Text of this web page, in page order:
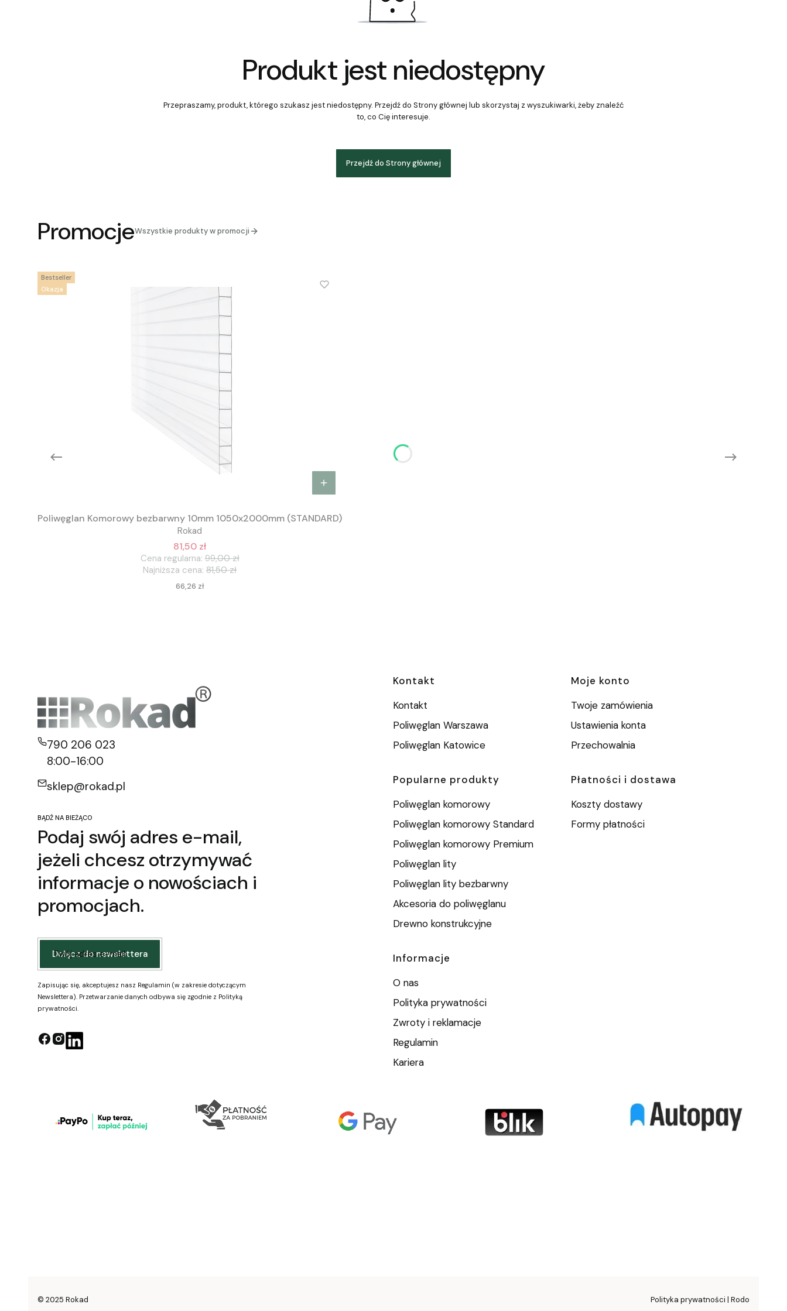
Produkt jest niedostępny
Przepraszamy, produkt, którego szukasz jest niedostępny. Przejdź do Strony głównej lub skorzystaj z wyszukiwarki, żeby znaleźć
to, co Cię interesuje.
Przejdź do Strony głównej
PromocjeWszystkie produkty w promocji
Okazja
Bestseller
Poliwęglan Komorowy bezbarwny 10mm 1050x2000mm (STANDARD)
Rokad
81,50 zł
Cena regularna: 99,00 zł
Najniższa cena: 81,50 zł
Cena
66,26 zł
790 206 023
8:00-16:00
sklep@rokad.pl
BĄDŹ NA BIEŻĄCO
Podaj swój adres e-mail,
jeżeli chcesz otrzymywać
informacje o nowościach i
promocjach.
Twój adres e-mail
Dołącz do newslettera
Zapisując się, akceptujesz nasz Regulamin (w zakresie dotyczącym
Newslettera). Przetwarzanie danych odbywa się zgodnie z Polityką
prywatności.
Linki w stopce
Kontakt
Kontakt
Poliwęglan Warszawa
Poliwęglan Katowice
Moje konto
Twoje zamówienia
Ustawienia konta
Przechowalnia
Popularne produkty
Poliwęglan komorowy
Poliwęglan komorowy Standard
Poliwęglan komorowy Premium
Poliwęglan lity
Poliwęglan lity bezbarwny
Akcesoria do poliwęglanu
Drewno konstrukcyjne
Płatności i dostawa
Koszty dostawy
Formy płatności
Informacje
O nas
Polityka prywatności
Zwroty i reklamacje
Regulamin
Kariera
© 2025 Rokad Polityka prywatności | Rodo